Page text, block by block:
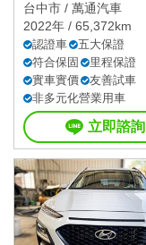
台中市 / 萬通汽車
2022年 / 65,372km
認證車
五大保證
符合保固
里程保證
實車實價
友善試車
非多元化營業用車
立即諮詢